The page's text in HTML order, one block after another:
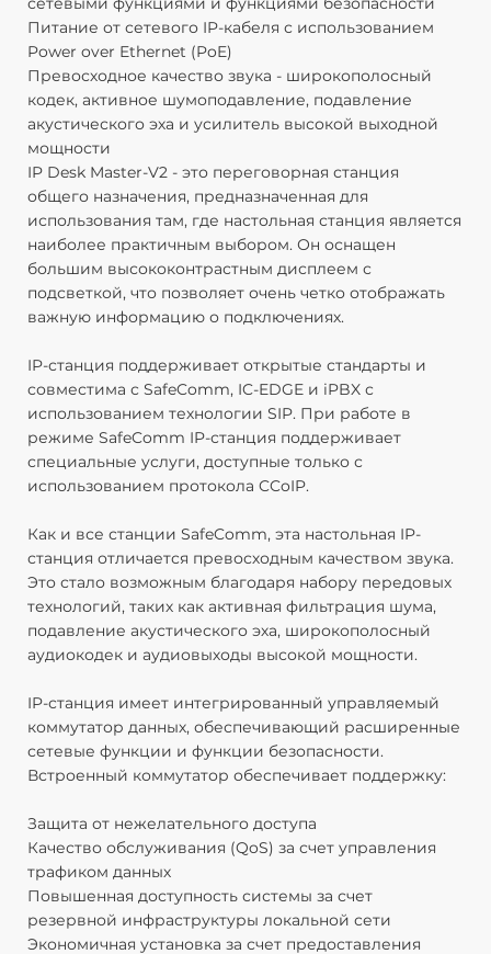
Питание от сетевого IP-кабеля с использованием
Power over Ethernet (PoE)
Превосходное качество звука - широкополосный
кодек, активное шумоподавление, подавление
акустического эха и усилитель высокой выходной
мощности
IP Desk Master-V2 - это переговорная станция
общего назначения, предназначенная для
использования там, где настольная станция является
наиболее практичным выбором. Он оснащен
большим высококонтрастным дисплеем с
подсветкой, что позволяет очень четко отображать
важную информацию о подключениях.
IP-станция поддерживает открытые стандарты и
совместима с SafeComm, IC-EDGE и iPBX с
использованием технологии SIP. При работе в
режиме SafeComm IP-станция поддерживает
специальные услуги, доступные только с
использованием протокола CCoIP.
Как и все станции SafeComm, эта настольная IP-
станция отличается превосходным качеством звука.
Это стало возможным благодаря набору передовых
технологий, таких как активная фильтрация шума,
подавление акустического эха, широкополосный
аудиокодек и аудиовыходы высокой мощности.
IP-станция имеет интегрированный управляемый
коммутатор данных, обеспечивающий расширенные
сетевые функции и функции безопасности.
Встроенный коммутатор обеспечивает поддержку:
Защита от нежелательного доступа
Качество обслуживания (QoS) за счет управления
трафиком данных
Повышенная доступность системы за счет
резервной инфраструктуры локальной сети
Экономичная установка за счет предоставления